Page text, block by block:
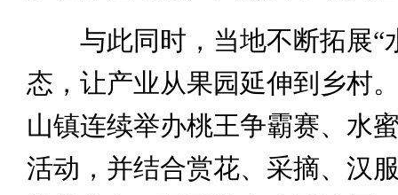
与此同时，当地不断拓展“
态，让产业从果园延伸到乡村
山镇连续举办桃王争霸赛、水
活动，并结合赏花、采摘、汉